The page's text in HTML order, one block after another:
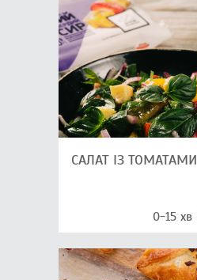
САЛАТ ІЗ ТОМАТАМИ
0-15 хв